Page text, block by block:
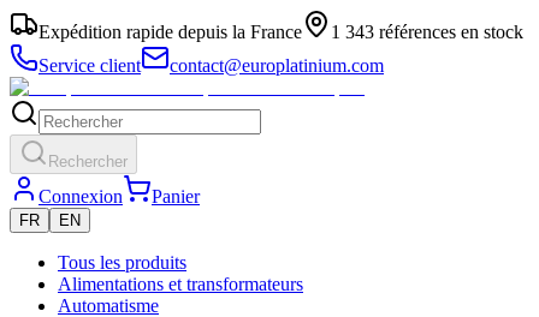
Expédition rapide depuis la France
1 343 références en stock
Service client
contact@europlatinium.com
Rechercher
Connexion Panier
FR EN
Tous les produits
Alimentations et transformateurs
Automatisme